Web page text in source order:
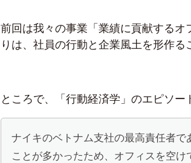
前回は我々の事業「業績に貢献する
りは、社員の行動と企業風土を形作る
ところで、「行動経済学」のエピソー
ナイキのベトナム支社の最高責任者
ことが多かったため、オフィスを空